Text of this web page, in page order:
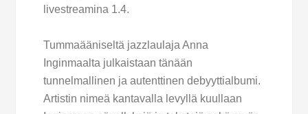
livestreamina 1.4.
Tummaääniseltä jazzlaulaja Anna
Inginmaalta julkaistaan tänään
tunnelmallinen ja autenttinen debyyttialbumi.
Artistin nimeä kantavalla levyllä kuullaan